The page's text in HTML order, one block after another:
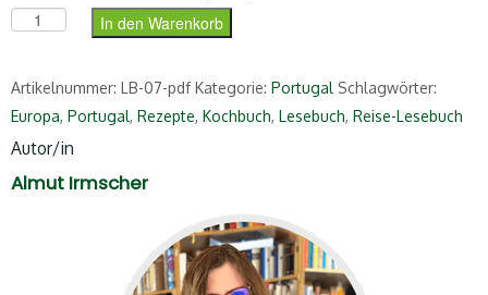
Das Portugal-Lesebuch (PDF) Menge
In den Warenkorb
Artikelnummer: LB-07-pdf Kategorie: Portugal Schlagwörter:
Europa, Portugal, Rezepte, Kochbuch, Lesebuch, Reise-Lesebuch
Autor/in
Almut Irmscher